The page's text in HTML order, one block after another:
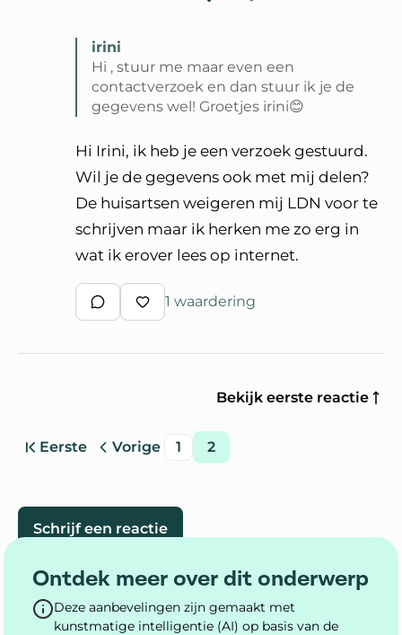
irini
Hi , stuur me maar even een
contactverzoek en dan stuur ik je de
gegevens wel! Groetjes irini😊
Hi Irini, ik heb je een verzoek gestuurd.
Wil je de gegevens ook met mij delen?
De huisartsen weigeren mij LDN voor te
schrijven maar ik herken me zo erg in
wat ik erover lees op internet.
Schrijf een reactie
Waardeer reactie
1 waardering
Bekijk eerste reactie
Ga naar
Eerste
pagina Vorige
pagina pagina
1 pagina
2
Schrijf een reactie
Ontdek meer over dit onderwerp
Deze aanbevelingen zijn gemaakt met
kunstmatige intelligentie (AI) op basis van de